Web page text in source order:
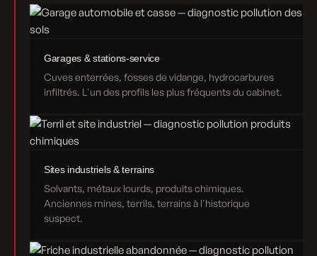
Garages & stations-service
Cuves enterrées, fosses de vidange, hydrocarbures
infiltrés. L'un des profils les plus fréquents du cabinet.
Sites industriels & terrains
Solvants, métaux lourds, produits chimiques.
Anciennes mines, terrils, terrains à l'historique
suspect.